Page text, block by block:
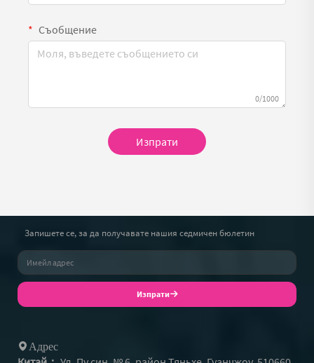
Съобщение
0/1000
Изпрати
Запишете се, за да получавате нашия седмичен бюлетин
Изпрати
Адрес